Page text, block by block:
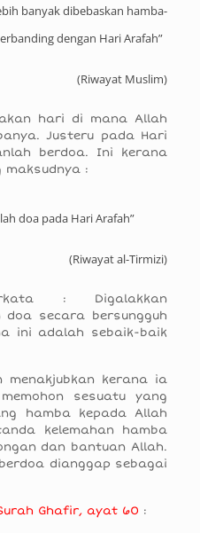
banyak dibebaskan hamba-
dengan Hari Arafah”
(Riwayat Muslim)
hari di mana Allah
Justeru pada Hari
berdoa. Ini kerana
maksudnya :
doa pada Hari Arafah”
(Riwayat al-Tirmizi)
: Digalakkan
doa secara bersungguh
ini adalah sebaik-baik
kerana ia
sesuatu yang
hamba kepada Allah
kelemahan hamba
dan bantuan Allah.
dianggap sebagai
Ghafir, ayat 60 :